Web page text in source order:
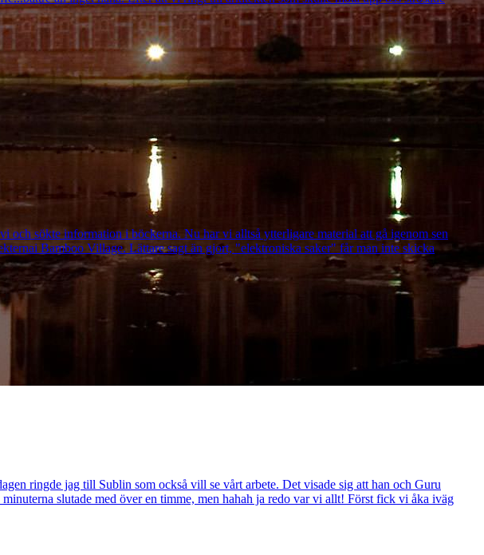
sökte information i böckerna. Nu har vi alltså ytterligare material att gå igenom sen
Bamboo Village. Lättare sagt än gjort, "elektroniska saker" får man inte skicka
ringde jag till Sublin som också vill se vårt arbete. Det visade sig att han och Guru
slutade med över en timme, men hahah ja redo var vi allt! Först fick vi åka iväg